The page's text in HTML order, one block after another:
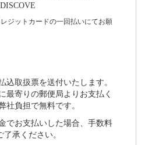
ジットカードの一回払いにてお願
込取扱票を送付いたします。
最寄りの郵便局よりお支払く
社負担で無料です。
でお支払いした場合、手数料
承ください。